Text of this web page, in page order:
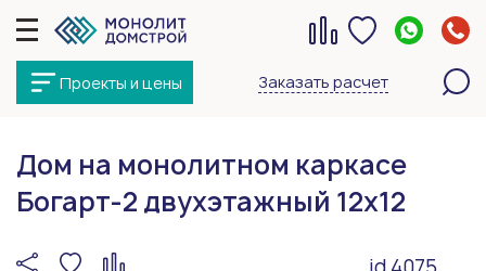
Проекты и цены Заказать расчет
Дом на монолитном каркасе
Богарт-2 двухэтажный 12х12